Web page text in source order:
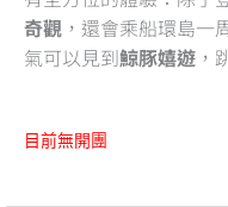
奇觀 ，還會乘船環島一
氣可以見到鯨豚嬉遊 ，
目前無開團